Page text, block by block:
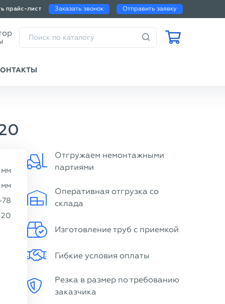
прайс-лист Заказать звонок Отправить заявку
Калькулятор
мм
мм
78
20
Отгружаем немонтажными
партиями
Оперативная отгрузка со
склада
Изготовление труб с приемкой
Гибкие условия оплаты
Резка в размер по требованию
заказчика